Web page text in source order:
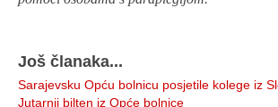
Još članaka...
Sarajevsku Opću bolnicu posjetile kolege iz
Jutarnji bilten iz Opće bolnice